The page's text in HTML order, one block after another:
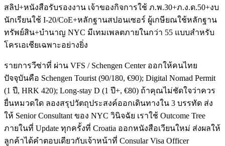
สลิป+หนังสือรับรองงาน เจ้าของกิจการใช้ ภ.พ.30+ภ.ง.ด.50+งบ
นักเรียนใช้ I-20/CoE+หลักฐานสปอนเซอร์ ผู้เกษียณใช้หลักฐาน
ทรัพย์สิน+บำนาญ NYC มีเทมเพลตภายในกว่า 55 แบบสำหรับ
โครเอเชียเฉพาะอย่างยิ่ง
รายการวีซ่าที่ ผ่าน VFS / Schengen Center ออกให้คนไทย
ปัจจุบันคือ Schengen Tourist (90/180, €90); Digital Nomad Permit
(1 ปี, HRK 420); Long-stay D (1 ปี+, €80) ถ้าคุณไม่ชัดใจว่าควร
ยื่นหมวดใด ลองสรุปวัตถุประสงค์ออกเดินทางใน 3 บรรทัด ส่ง
ให้ Senior Consultant ของ NYC วินิจฉัย เราใช้ Outcome Tree
ภายในที่ Update ทุกครั้งที่ Croatia ออกหนังสือเวียนใหม่ ส่งผลให้
ลูกค้าได้คำตอบเดียวกับเจ้าหน้าที่ Consular Visa Officer